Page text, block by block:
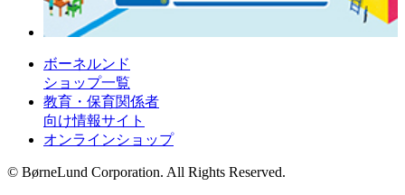
ボーネルンド
ショップ一覧
教育・保育関係者
向け情報サイト
オンラインショップ
© BørneLund Corporation. All Rights Reserved.